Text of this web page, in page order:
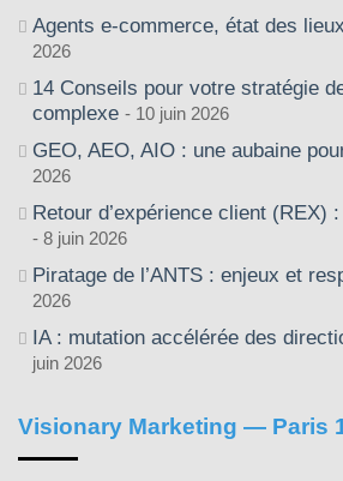
Agents e-commerce, état des
2026
14 Conseils pour votre stratégie
complexe
10 juin 2026
GEO, AEO, AIO : une aubaine
2026
Retour d’expérience client (REX)
8 juin 2026
Piratage de l’ANTS : enjeux et
2026
IA : mutation accélérée des
juin 2026
Visionary Marketing — Paris